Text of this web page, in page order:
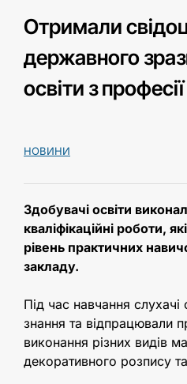
Отримали
державного
освіти з
НОВИНИ
Здобувачі освіти
кваліфікаційні роботи,
рівень практичних
закладу.
Під час навчання слухачі
знання та відпрацювали
виконання різних видів
декоративного розпису та